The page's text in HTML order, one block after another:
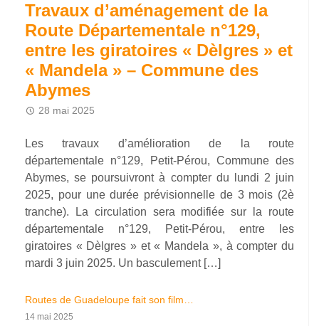
Travaux d’aménagement de la
Route Départementale n°129,
entre les giratoires « Dèlgres » et
« Mandela » – Commune des
Abymes
28 mai 2025
Les travaux d’amélioration de la route
départementale n°129, Petit-Pérou, Commune des
Abymes, se poursuivront à compter du lundi 2 juin
2025, pour une durée prévisionnelle de 3 mois (2è
tranche). La circulation sera modifiée sur la route
départementale n°129, Petit-Pérou, entre les
giratoires « Dèlgres » et « Mandela », à compter du
mardi 3 juin 2025. Un basculement […]
Routes de Guadeloupe fait son film…
14 mai 2025